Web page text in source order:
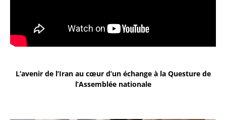
L’avenir de l’Iran au cœur d’un échange à la Questure de
l’Assemblée nationale